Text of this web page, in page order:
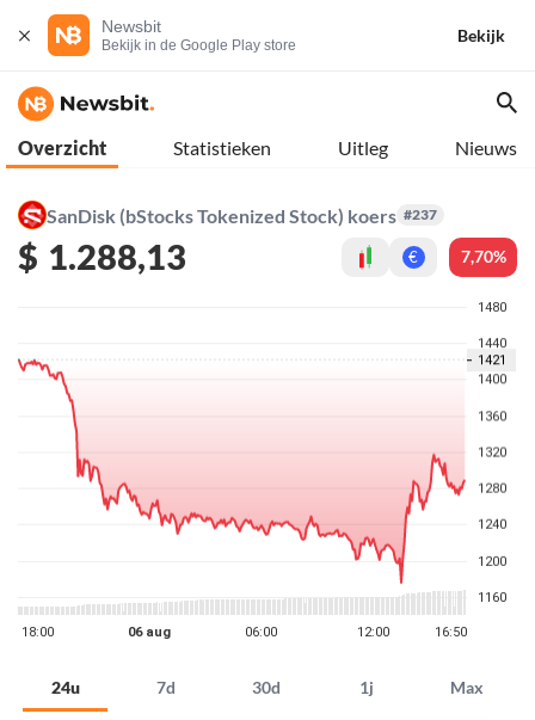
Newsbit
Bekijk in de Google Play store
Bekijk
Overzicht Statistieken Uitleg Nieuws
SanDisk (bStocks Tokenized Stock) koers #237
$ 1.288,13 € 7,70%
24u 7d 30d 1j Max